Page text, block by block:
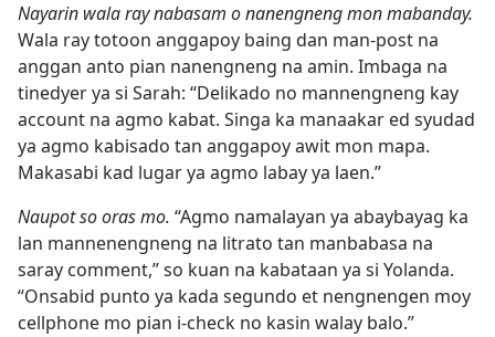
Nayarin wala ray nabasam o nanengneng mon mabanday.
Wala ray totoon anggapoy baing dan man-post na
anggan anto pian nanengneng na amin. Imbaga na
tinedyer ya si Sarah: “Delikado no mannengneng kay
account na agmo kabat. Singa ka manaakar ed syudad
ya agmo kabisado tan anggapoy awit mon mapa.
Makasabi kad lugar ya agmo labay ya laen.”
Naupot so oras mo. “Agmo namalayan ya abaybayag ka
lan mannenengneng na litrato tan manbabasa na
saray comment,” so kuan na kabataan ya si Yolanda.
“Onsabid punto ya kada segundo et nengnengen moy
cellphone mo pian i-check no kasin walay balo.”